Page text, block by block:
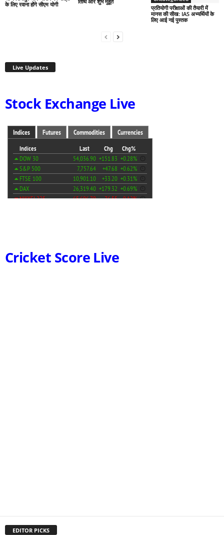
के लिए रवाना होंगे सीएम योगी
प्रतियोगी परीक्षाओं की तैयारी में
मानस की सीख: IAS अभ्यर्थियों के
लिए आई नई पुस्तक
Live Updates
Stock Exchange Live
Cricket Score Live
EDITOR PICKS